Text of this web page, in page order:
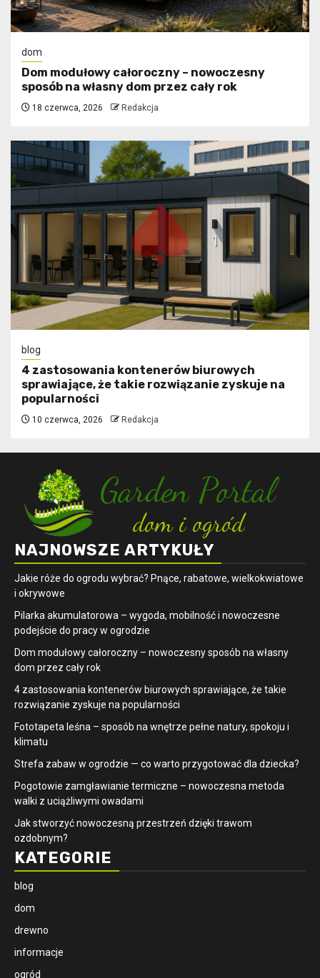
dom
Dom modułowy całoroczny – nowoczesny
sposób na własny dom przez cały rok
18 czerwca, 2026 Redakcja
blog
4 zastosowania kontenerów biurowych
sprawiające, że takie rozwiązanie zyskuje na
popularności
10 czerwca, 2026 Redakcja
NAJNOWSZE ARTYKUŁY
Jakie róże do ogrodu wybrać? Pnące, rabatowe, wielkokwiatowe
i okrywowe
Pilarka akumulatorowa – wygoda, mobilność i nowoczesne
podejście do pracy w ogrodzie
Dom modułowy całoroczny – nowoczesny sposób na własny
dom przez cały rok
4 zastosowania kontenerów biurowych sprawiające, że takie
rozwiązanie zyskuje na popularności
​Fototapeta leśna – sposób na wnętrze pełne natury, spokoju i
klimatu
Strefa zabaw w ogrodzie — co warto przygotować dla dziecka?
Pogotowie zamgławianie termiczne – nowoczesna metoda
walki z uciążliwymi owadami
Jak stworzyć nowoczesną przestrzeń dzięki trawom
ozdobnym?
KATEGORIE
blog
dom
drewno
informacje
ogród